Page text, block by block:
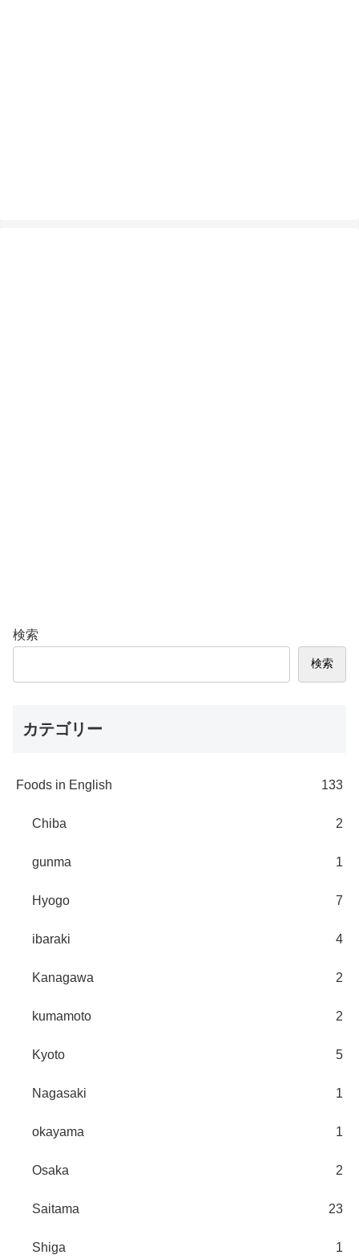
検索
検索
カテゴリー
Foods in English 133
Chiba 2
gunma 1
Hyogo 7
ibaraki 4
Kanagawa 2
kumamoto 2
Kyoto 5
Nagasaki 1
okayama 1
Osaka 2
Saitama 23
Shiga 1